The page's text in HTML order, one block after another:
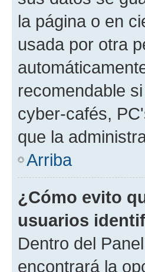
la página o en
usada por otra
recomendable
cyber-cafés,
que la
Arriba
¿Cómo evito
usuarios
Dentro del
encontrará la